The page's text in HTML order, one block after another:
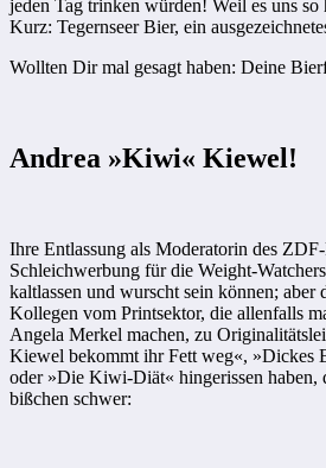
jeden Tag trinken würden! Weil es uns so
Kurz: Tegernseer Bier, ein
Wollten Dir mal gesagt haben: Deine
Andrea »Kiwi« Kiewel!
Ihre Entlassung als Moderatorin des
Schleichwerbung für die Weight-
kaltlassen und wurscht sein können; aber
Kollegen vom Printsektor, die allenfalls
Angela Merkel machen, zu
Kiewel bekommt ihr Fett weg«, »Dickes
oder »Die Kiwi-Diät« hingerissen haben,
bißchen schwer: